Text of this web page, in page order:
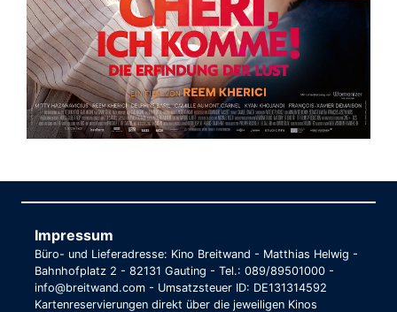
Impressum
Büro- und Lieferadresse: Kino Breitwand - Matthias Helwig -
Bahnhofplatz 2 - 82131 Gauting - Tel.: 089/89501000 -
info@breitwand.com - Umsatzsteuer ID: DE131314592
Kartenreservierungen direkt über die jeweiligen Kinos